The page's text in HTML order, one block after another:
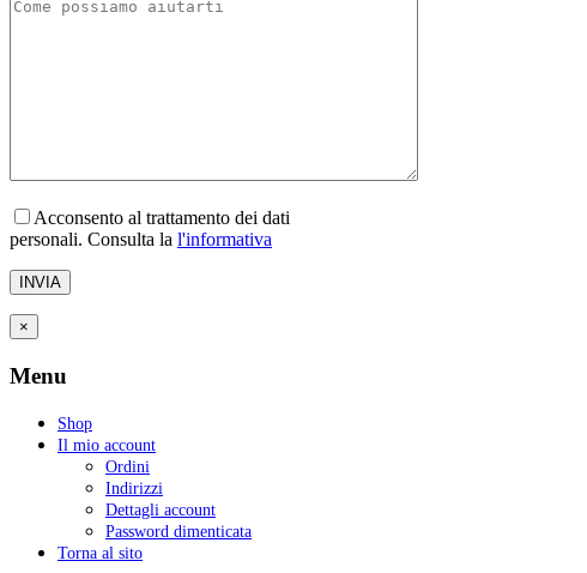
Acconsento al trattamento dei dati
personali. Consulta la l'informativa
×
Menu
Shop
Il mio account
Ordini
Indirizzi
Dettagli account
Password dimenticata
Torna al sito